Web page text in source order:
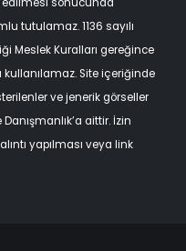
tutulamaz. 1136 sayılı
Meslek Kuralları gereğince
Site içeriğinde
ve jenerik görseller
aittir. İzin
yapılması veya link